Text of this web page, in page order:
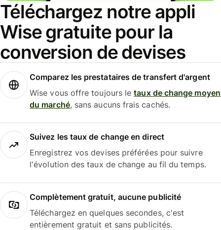
Téléchargez notre appli
Wise gratuite pour la
conversion de devises
Comparez les prestataires de transfert d'argent
Wise vous offre toujours letaux de change moyen
du marché, sans aucuns frais cachés.
Suivez les taux de change en direct
Enregistrez vos devises préférées pour suivre
l'évolution des taux de change au fil du temps.
Complètement gratuit, aucune publicité
Téléchargez en quelques secondes, c'est
entièrement gratuit et sans publicités.